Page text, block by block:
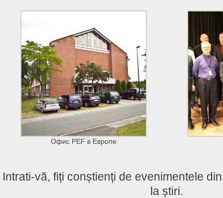
Офис PEF в Европе
Intrati-vă, fiți conștienți de evenimentele
la știri.